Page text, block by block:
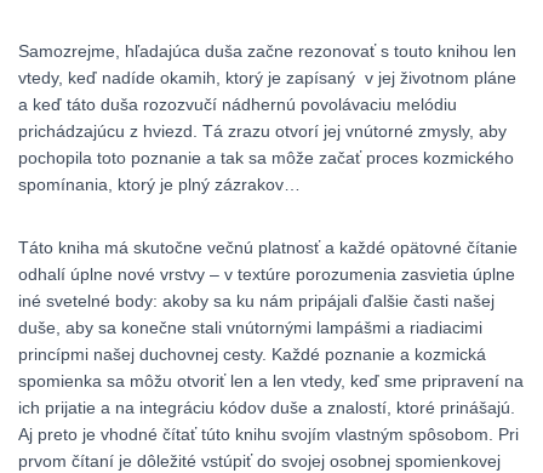
Samozrejme, hľadajúca duša začne rezonovať s touto knihou len
vtedy, keď nadíde okamih, ktorý je zapísaný v jej životnom pláne
a keď táto duša rozozvučí nádhernú povolávaciu melódiu
prichádzajúcu z hviezd. Tá zrazu otvorí jej vnútorné zmysly, aby
pochopila toto poznanie a tak sa môže začať proces kozmického
spomínania, ktorý je plný zázrakov…
Táto kniha má skutočne večnú platnosť a každé opätovné čítanie
odhalí úplne nové vrstvy – v textúre porozumenia zasvietia úplne
iné svetelné body: akoby sa ku nám pripájali ďalšie časti našej
duše, aby sa konečne stali vnútornými lampášmi a riadiacimi
princípmi našej duchovnej cesty. Každé poznanie a kozmická
spomienka sa môžu otvoriť len a len vtedy, keď sme pripravení na
ich prijatie a na integráciu kódov duše a znalostí, ktoré prinášajú.
Aj preto je vhodné čítať túto knihu svojím vlastným spôsobom. Pri
prvom čítaní je dôležité vstúpiť do svojej osobnej spomienkovej